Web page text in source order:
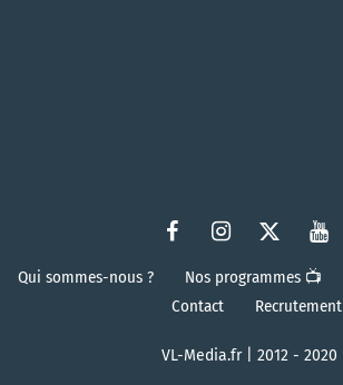
Qui sommes-nous ? Nos programmes 📺
Contact
Recrutement
VL-Media.fr | 2012 - 2020